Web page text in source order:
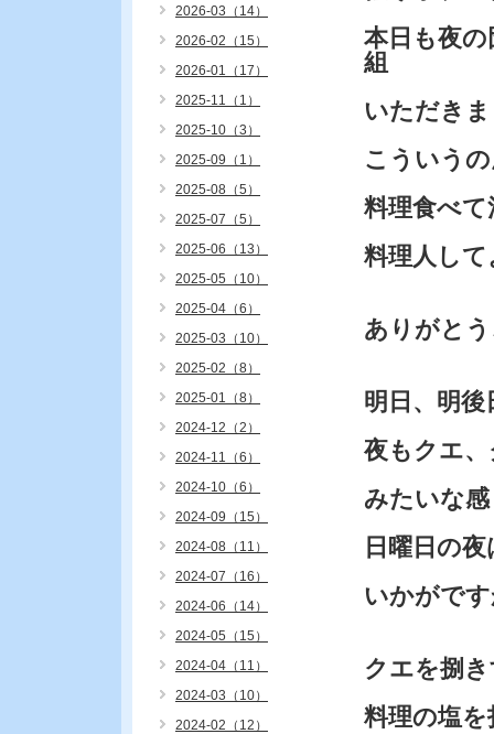
本日も夜
組
いただき
こういう
料理食べ
料理人し
ありがと
明日、明
夜もクエ
みたいな
日曜日の
いかがで
クエを捌
料理の塩
2026-03（14）
2026-02（15）
2026-01（17）
2025-11（1）
2025-10（3）
2025-09（1）
2025-08（5）
2025-07（5）
2025-06（13）
2025-05（10）
2025-04（6）
2025-03（10）
2025-02（8）
2025-01（8）
2024-12（2）
2024-11（6）
2024-10（6）
2024-09（15）
2024-08（11）
2024-07（16）
2024-06（14）
2024-05（15）
2024-04（11）
2024-03（10）
2024-02（12）